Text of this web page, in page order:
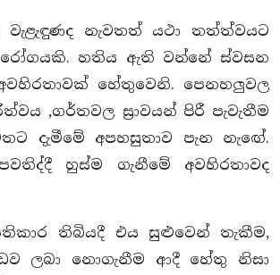
නැවතත් යථා තත්ත්වයට
හතිය ඇති වන්නේ ස්වසන
හේතුවෙනි. පෙනහලුවල
,ගර්තවල ස්‍රාවයන් පිරී පැවැතීම
දැමීමේ අපහසුතාව පැන නැඟේ.
හුස්ම ගැනීමේ අවහිරතාවද
තිබියදී එය සුළුවෙන් තැකීම,
ලබා නොගැනීම ආදී හේතු නිසා